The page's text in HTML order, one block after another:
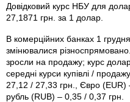
Довідковий курс НБУ для
27,1871 грн. за 1 долар.
В комерційних банках 1
змінювалися
зросли на продажу; курс
середні курси купівлі /
27,12 / 27,33 грн., Євро (EUR)
рубль (RUB) – 0,35 / 0,37 грн.